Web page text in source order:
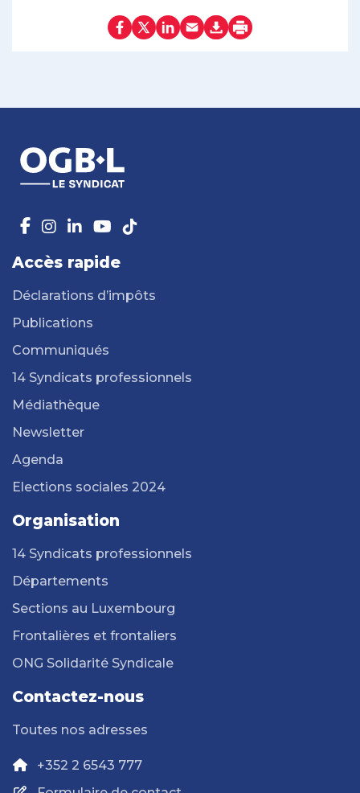
Accès rapide
Déclarations d’impôts
Publications
Communiqués
14 Syndicats professionnels
Médiathèque
Newsletter
Agenda
Elections sociales 2024
Organisation
14 Syndicats professionnels
Départements
Sections au Luxembourg
Frontalières et frontaliers
ONG Solidarité Syndicale
Contactez-nous
Toutes nos adresses
+352 2 6543 777